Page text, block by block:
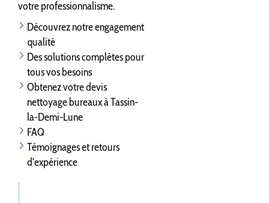
votre professionnalisme.
Découvrez notre engagement
qualité
Des solutions complètes pour
tous vos besoins
Obtenez votre devis
nettoyage bureaux à Tassin-
la-Demi-Lune
FAQ
Témoignages et retours
d'expérience